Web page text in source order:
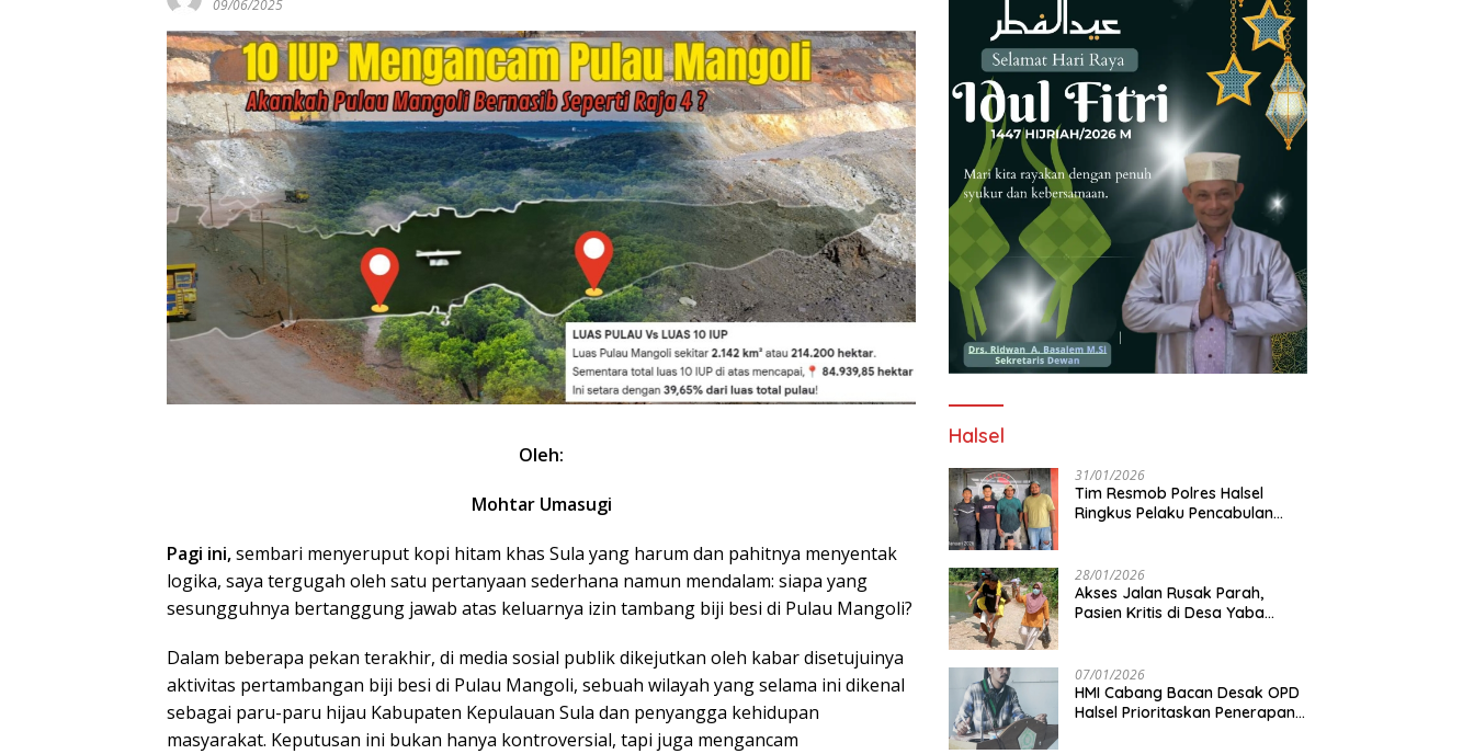
09/06/2025
Oleh:
Mohtar Umasugi
Pagi ini,sembari menyeruput kopi hitam khas Sula yang harum dan pahitnya menyentak
logika, saya tergugah oleh satu pertanyaan sederhana namun mendalam: siapa yang
sesungguhnya bertanggung jawab atas keluarnya izin tambang biji besi di Pulau Mangoli?
Dalam beberapa pekan terakhir, di media sosial publik dikejutkan oleh kabar disetujuinya
aktivitas pertambangan biji besi di Pulau Mangoli, sebuah wilayah yang selama ini dikenal
sebagai paru-paru hijau Kabupaten Kepulauan Sula dan penyangga kehidupan
masyarakat. Keputusan ini bukan hanya kontroversial, tapi juga mengancam
Halsel
31/01/2026
Tim Resmob Polres Halsel
Ringkus Pelaku Pencabulan
28/01/2026
Akses Jalan Rusak Parah,
Pasien Kritis di Desa Yaba
07/01/2026
HMI Cabang Bacan Desak OPD
Halsel Prioritaskan Penerapan